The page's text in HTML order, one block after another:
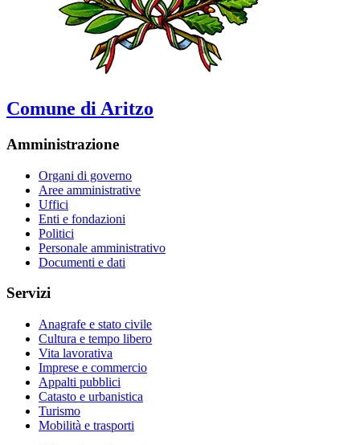
Comune di Aritzo
Amministrazione
Organi di governo
Aree amministrative
Uffici
Enti e fondazioni
Politici
Personale amministrativo
Documenti e dati
Servizi
Anagrafe e stato civile
Cultura e tempo libero
Vita lavorativa
Imprese e commercio
Appalti pubblici
Catasto e urbanistica
Turismo
Mobilità e trasporti